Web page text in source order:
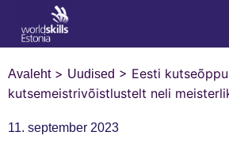
Avaleht> Uudised > Eesti
kutsemeistrivõistlustelt neli
11. september 2023